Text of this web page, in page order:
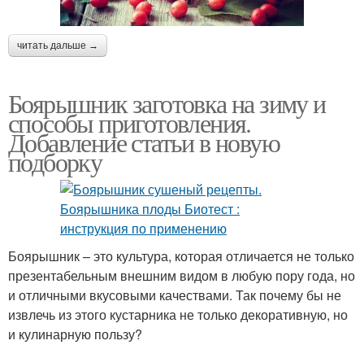
читать дальше →
Боярышник заготовка на зиму и
способы приготовления.
Добавление статьи в новую
подборку
Боярышник – это культура, которая отличается не только
презентабельным внешним видом в любую пору года, но
и отличными вкусовыми качествами. Так почему бы не
извлечь из этого кустарника не только декоративную, но
и кулинарную пользу?